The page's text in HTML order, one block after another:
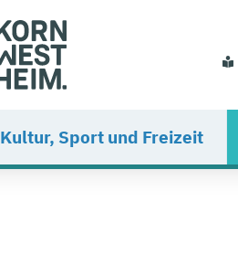
Kultur, Sport und Freizeit